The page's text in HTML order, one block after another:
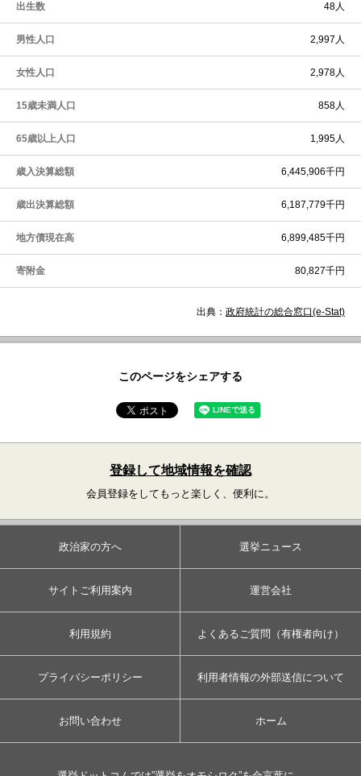
出生数 48人
男性人口 2,997人
女性人口 2,978人
15歳未満人口 858人
65歳以上人口 1,995人
歳入決算総額 6,445,906千円
歳出決算総額 6,187,779千円
地方債現在高 6,899,485千円
寄附金 80,827千円
出典： 政府統計の総合窓口(e-Stat)
このページをシェアする
登録して地域情報を確認
会員登録をしてもっと楽しく、便利に。
政治家の方へ 選挙ニュース
サイトご利用案内 運営会社
利用規約 よくあるご質問（有権者向け）
プライバシーポリシー 利用者情報の外部送信について
お問い合わせ ホーム